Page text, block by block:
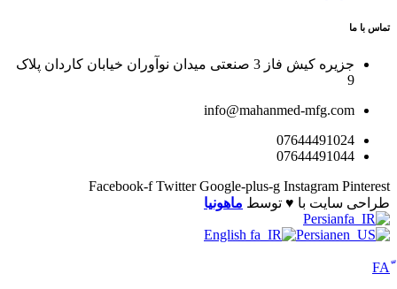
تماس با ما
جزیره کیش فاز 3 صنعتی میدان نوآوران خیابان کاردان پلاک
9
info@mahanmed-mfg.com
07644491024
07644491044
Facebook-f Twitter Google-plus-g Instagram Pinterest
طراحی سایت با ♥️ توسط ماهونیا
Persian
English
Persian